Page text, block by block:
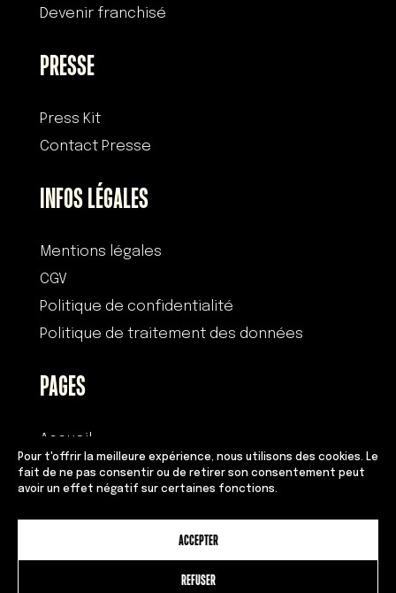
Pour t'offrir la meilleure expérience, nous utilisons des cookies. Le
fait de ne pas consentir ou de retirer son consentement peut
avoir un effet négatif sur certaines fonctions.
ACCEPTER
REFUSER
Devenir franchisé
PRESSE
Press Kit
Contact Presse
INFOS LÉGALES
Mentions légales
CGV
Politique de confidentialité
Politique de traitement des données
PAGES
Accueil
Histoire
Devenir franchisé
Équipe